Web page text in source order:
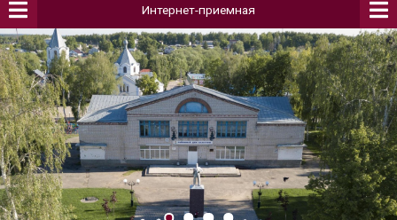
Интернет-приемная